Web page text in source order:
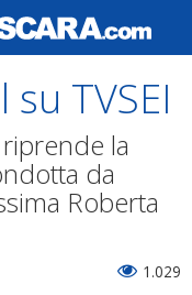
TVSEI
la
da
Roberta
1.029